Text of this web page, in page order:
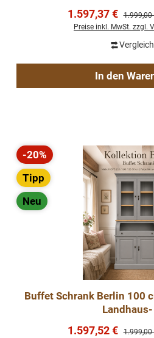
Verkaufspreis:
1.597,37 € 1.999,00
Preise inkl. MwSt. zzgl.
In den
Rabatt
-20%
Tipp
Neu
Buffet Schrank Berlin 100
Landhaus-
Verkaufspreis:
1.597,52 € 1.999,00